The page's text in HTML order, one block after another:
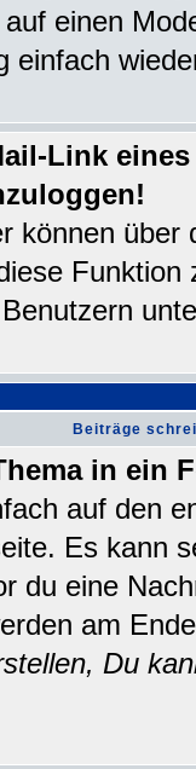
einen
einfach
Link
können
Beiträge
in ein
auf den
Es kann
du eine
am
Du